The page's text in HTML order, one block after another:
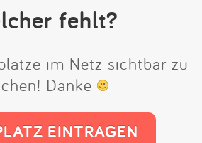
fehlt?
im Netz sichtbar zu
Danke
EINTRAGEN